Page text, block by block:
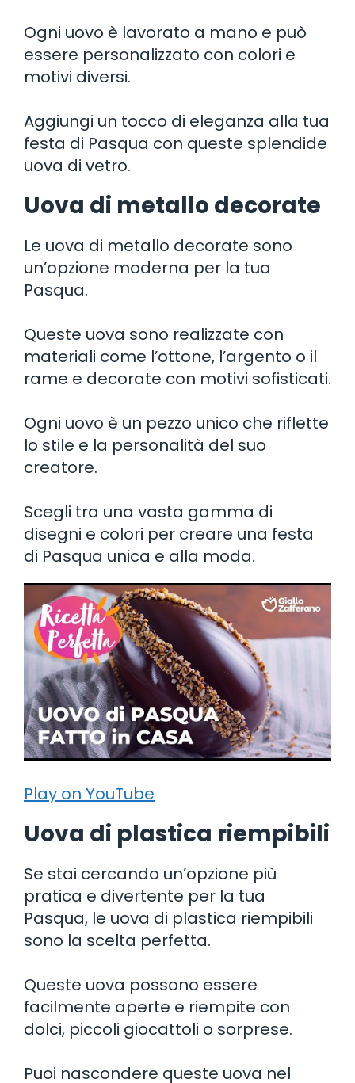
Ogni uovo è lavorato a mano e può
essere personalizzato con colori e
motivi diversi.
Aggiungi un tocco di eleganza alla tua
festa di Pasqua con queste splendide
uova di vetro.
Uova di metallo decorate
Le uova di metallo decorate sono
un’opzione moderna per la tua
Pasqua.
Queste uova sono realizzate con
materiali come l’ottone, l’argento o il
rame e decorate con motivi sofisticati.
Ogni uovo è un pezzo unico che riflette
lo stile e la personalità del suo
creatore.
Scegli tra una vasta gamma di
disegni e colori per creare una festa
di Pasqua unica e alla moda.
Play on YouTube
Uova di plastica riempibili
Se stai cercando un’opzione più
pratica e divertente per la tua
Pasqua, le uova di plastica riempibili
sono la scelta perfetta.
Queste uova possono essere
facilmente aperte e riempite con
dolci, piccoli giocattoli o sorprese.
Puoi nascondere queste uova nel